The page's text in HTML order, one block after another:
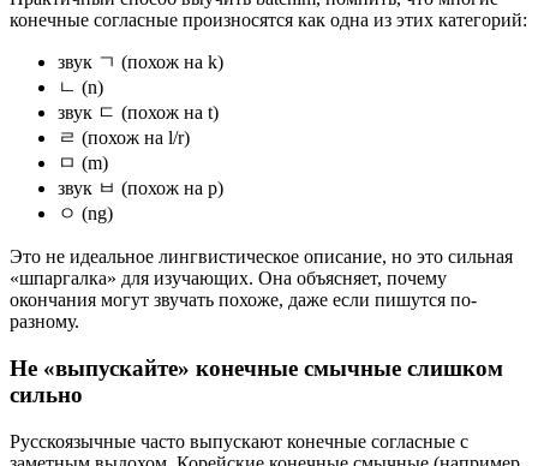
конечные согласные произносятся как одна из этих категорий:
звук ㄱ (похож на k)
ㄴ (n)
звук ㄷ (похож на t)
ㄹ (похож на l/r)
ㅁ (m)
звук ㅂ (похож на p)
ㅇ (ng)
Это не идеальное лингвистическое описание, но это сильная
«шпаргалка» для изучающих. Она объясняет, почему
окончания могут звучать похоже, даже если пишутся по-
разному.
Не «выпускайте» конечные смычные слишком
сильно
Русскоязычные часто выпускают конечные согласные с